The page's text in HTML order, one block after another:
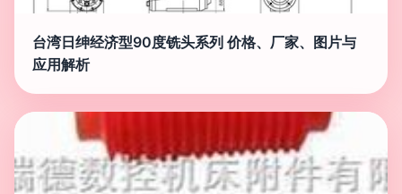
台湾日绅经济型90度铣头系列 价格、厂家、图片与
应用解析